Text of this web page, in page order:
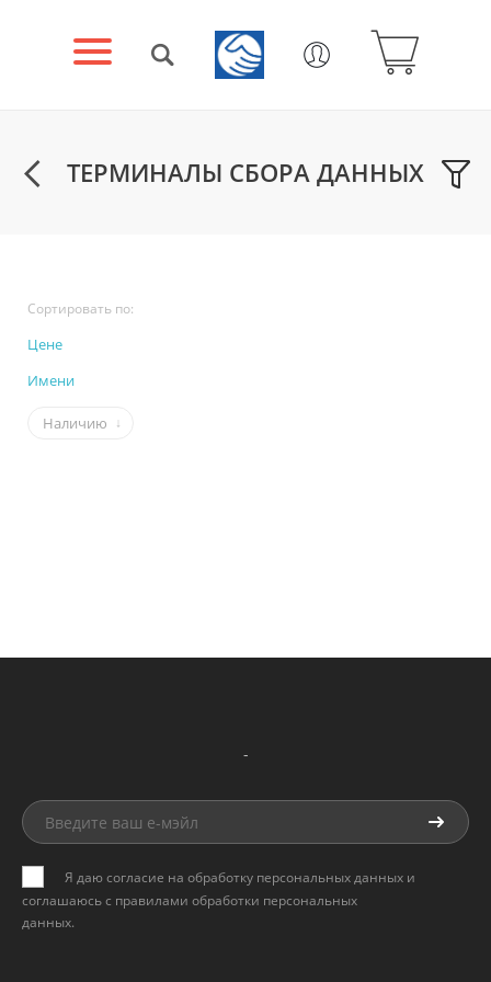
ТЕРМИНАЛЫ СБОРА ДАННЫХ
Сортировать по:
Цене
Имени
Наличию
-
Я даю согласие на обработку персональных данных и
соглашаюсь с правилами обработки персональных
данных.